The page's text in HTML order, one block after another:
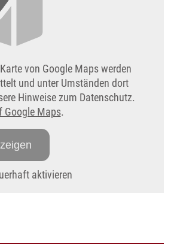
von Google Maps werden
und unter Umständen dort
Hinweise zum Datenschutz.
Google Maps.
aktivieren